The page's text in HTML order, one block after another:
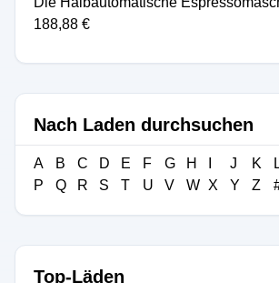
188,88 €
Nach Laden durchsuchen
A B C D E F G H J K
P
Q R S T U V W X Y Z
Top-Läden